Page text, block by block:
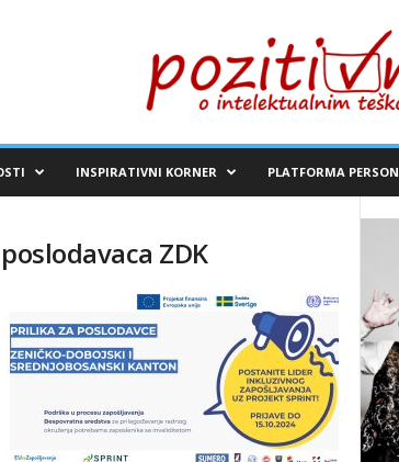
INSPIRATIVNI KORNER PLATFORMA PERSON
ZDK